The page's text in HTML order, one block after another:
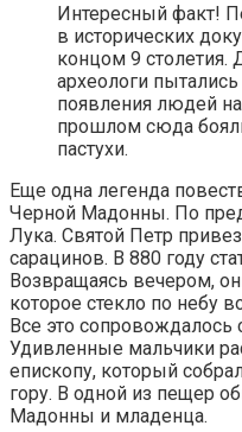
Интересный факт!
в исторических
концом 9 столетия.
археологи
появления людей
прошлом сюда
пастухи.
Еще одна легенда
Черной Мадонны. По
Лука. Святой Петр
сарацинов. В 880 году
Возвращаясь вечером,
которое стекло по небу
Все это сопровождалось
Удивленные мальчики
епископу, который
гору. В одной из пещер
Мадонны и младенца.